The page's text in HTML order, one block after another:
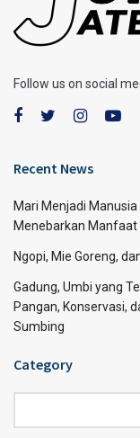
Follow us on social
Recent News
Mari Menjadi
Menebarkan Manfaat
Ngopi, Mie Goreng,
Gadung, Umbi yang
Pangan, Konservasi,
Sumbing
Category